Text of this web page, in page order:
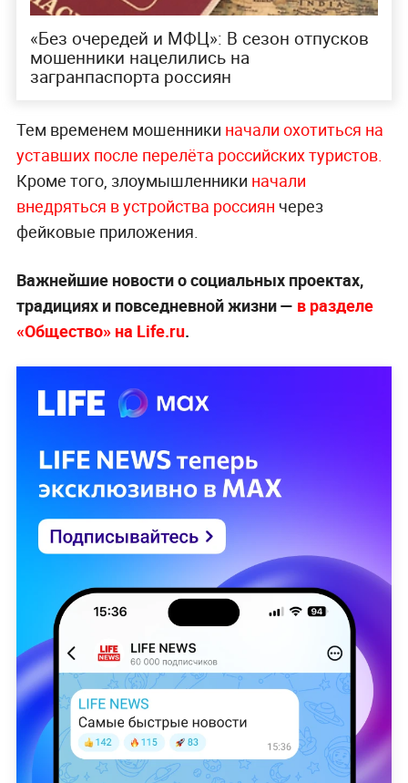
«Без очередей и МФЦ»: В сезон отпусков
мошенники нацелились на
загранпаспорта россиян
Тем временем мошенники начали охотиться на
уставших после перелёта российских туристов.
Кроме того, злоумышленники начали
внедряться в устройства россиян через
фейковые приложения.
Важнейшие новости о социальных проектах,
традициях и повседневной жизни — в разделе
«Общество» на Life.ru.